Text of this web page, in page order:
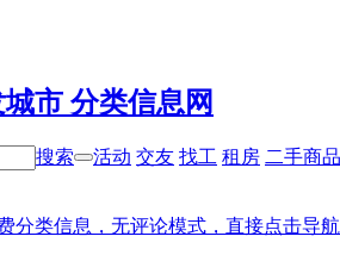
搜索 活动 交友 找工 租房 二手商品
分类信息，无评论模式，直接点击导